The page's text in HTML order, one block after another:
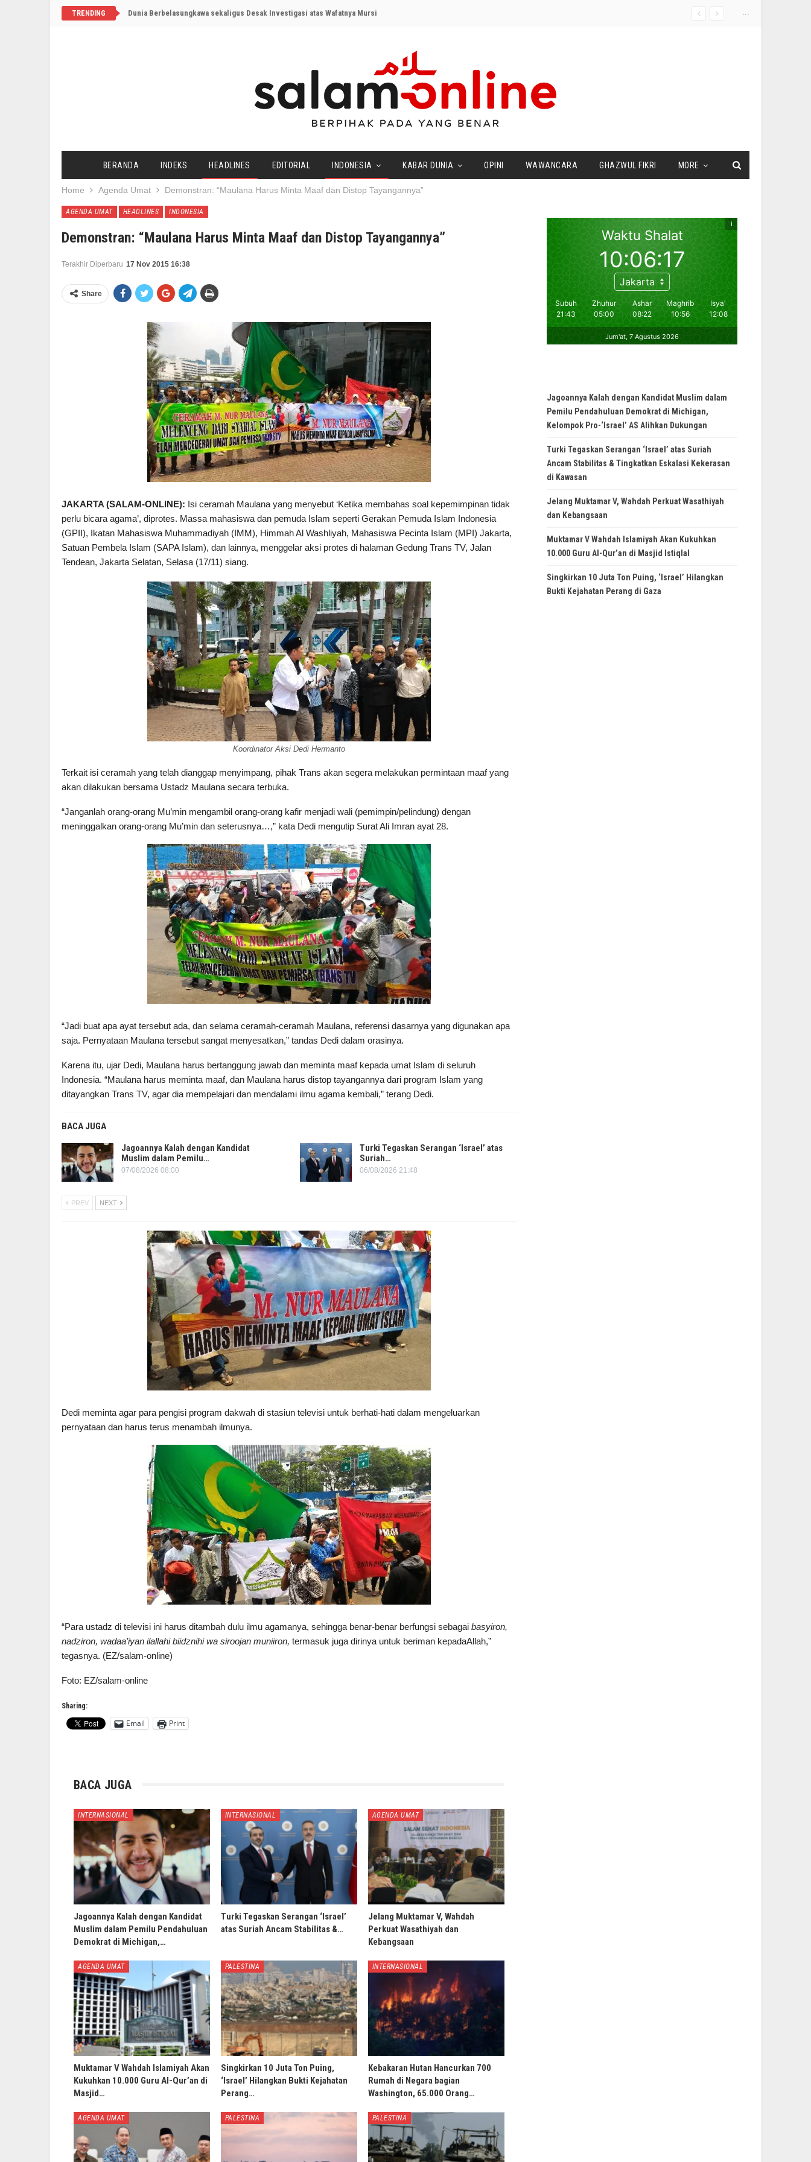
...
TRENDING Dunia Berbelasungkawa sekaligus Desak Investigasi atas Wafatnya Mursi
BERANDA INDEKS HEADLINES EDITORIAL INDONESIA KABAR DUNIA OPINI WAWANCARA GHAZWUL FIKRI MORE
Home Agenda Umat Demonstran: “Maulana Harus Minta Maaf dan Distop Tayangannya”
AGENDA UMAT HEADLINES INDONESIA
Demonstran: “Maulana Harus Minta Maaf dan Distop Tayangannya”
Terakhir Diperbaru 17 Nov 2015 16:38
Share
JAKARTA (SALAM-ONLINE): Isi ceramah Maulana yang menyebut ‘Ketika membahas soal kepemimpinan tidak
perlu bicara agama’, diprotes. Massa mahasiswa dan pemuda Islam seperti Gerakan Pemuda Islam Indonesia
(GPII), Ikatan Mahasiswa Muhammadiyah (IMM), Himmah Al Washliyah, Mahasiswa Pecinta Islam (MPI) Jakarta,
Satuan Pembela Islam (SAPA Islam), dan lainnya, menggelar aksi protes di halaman Gedung Trans TV, Jalan
Tendean, Jakarta Selatan, Selasa (17/11) siang.
Koordinator Aksi Dedi Hermanto
Terkait isi ceramah yang telah dianggap menyimpang, pihak Trans akan segera melakukan permintaan maaf yang
akan dilakukan bersama Ustadz Maulana secara terbuka.
“Janganlah orang-orang Mu’min mengambil orang-orang kafir menjadi wali (pemimpin/pelindung) dengan
meninggalkan orang-orang Mu’min dan seterusnya…,” kata Dedi mengutip Surat Ali Imran ayat 28.
“Jadi buat apa ayat tersebut ada, dan selama ceramah-ceramah Maulana, referensi dasarnya yang digunakan apa
saja. Pernyataan Maulana tersebut sangat menyesatkan,” tandas Dedi dalam orasinya.
Karena itu, ujar Dedi, Maulana harus bertanggung jawab dan meminta maaf kepada umat Islam di seluruh
Indonesia. “Maulana harus meminta maaf, dan Maulana harus distop tayangannya dari program Islam yang
ditayangkan Trans TV, agar dia mempelajari dan mendalami ilmu agama kembali,” terang Dedi.
BACA JUGA
Jagoannya Kalah dengan Kandidat
Muslim dalam Pemilu…
07/08/2026 08:00
Turki Tegaskan Serangan ‘Israel’ atas
Suriah…
06/08/2026 21:48
PREV NEXT
Dedi meminta agar para pengisi program dakwah di stasiun televisi untuk berhati-hati dalam mengeluarkan
pernyataan dan harus terus menambah ilmunya.
“Para ustadz di televisi ini harus ditambah dulu ilmu agamanya, sehingga benar-benar berfungsi sebagai basyiron,
nadziron, wadaa’iyan ilallahi biidznihi wa siroojan muniiron, termasuk juga dirinya untuk beriman kepadaAllah,”
tegasnya. (EZ/salam-online)
Foto: EZ/salam-online
Sharing:
Email Print
BACA JUGA
INTERNASIONAL
Jagoannya Kalah dengan Kandidat
Muslim dalam Pemilu Pendahuluan
Demokrat di Michigan,…
INTERNASIONAL
Turki Tegaskan Serangan ‘Israel’
atas Suriah Ancam Stabilitas &…
AGENDA UMAT
Jelang Muktamar V, Wahdah
Perkuat Wasathiyah dan
Kebangsaan
AGENDA UMAT
Muktamar V Wahdah Islamiyah Akan
Kukuhkan 10.000 Guru Al-Qur’an di
Masjid…
PALESTINA
Singkirkan 10 Juta Ton Puing,
‘Israel’ Hilangkan Bukti Kejahatan
Perang…
INTERNASIONAL
Kebakaran Hutan Hancurkan 700
Rumah di Negara bagian
Washington, 65.000 Orang…
AGENDA UMAT PALESTINA PALESTINA
Jagoannya Kalah dengan Kandidat Muslim dalam
Pemilu Pendahuluan Demokrat di Michigan,
Kelompok Pro-‘Israel’ AS Alihkan Dukungan
Turki Tegaskan Serangan ‘Israel’ atas Suriah
Ancam Stabilitas & Tingkatkan Eskalasi Kekerasan
di Kawasan
Jelang Muktamar V, Wahdah Perkuat Wasathiyah
dan Kebangsaan
Muktamar V Wahdah Islamiyah Akan Kukuhkan
10.000 Guru Al-Qur’an di Masjid Istiqlal
Singkirkan 10 Juta Ton Puing, ‘Israel’ Hilangkan
Bukti Kejahatan Perang di Gaza